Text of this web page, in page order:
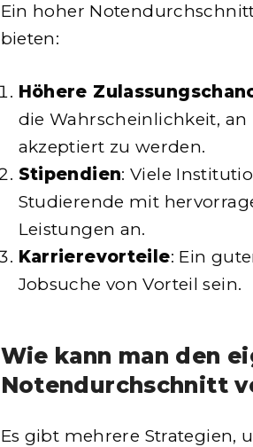
Ein hoher
bieten:
Höhere
die Wahrscheinlichkeit,
akzeptiert zu werden.
Stipendien: Viele
Studierende mit
Leistungen an.
Karrierevorteile: Ein
Jobsuche von Vorteil sein.
Wie kann man den
Notendurchschnitt
Es gibt mehrere Strategien,